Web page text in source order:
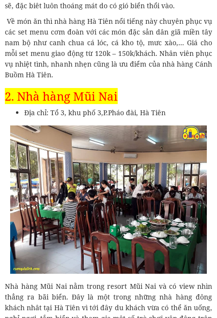
sẽ, đặc biêt luôn thoáng mát do có gió biển thổi vào.
Về món ăn thì nhà hàng Hà Tiên nổi tiếng này chuyên phục vụ
các set menu cơm đoàn với các món đặc sản dân giã miền tây
nam bộ như canh chua cá lóc, cá kho tộ, mưc xào,… Giá cho
mỗi set menu giao động từ 120k – 150k/khách. Nhân viên phục
vụ nhiệt tình, nhanh nhẹn cũng là ưu điểm của nhà hàng Cánh
Buồm Hà Tiên.
2. Nhà hàng Mũi Nai
Địa chỉ: Tổ 3, khu phố 3,P.Pháo đài, Hà Tiên
Nhà hàng Mũi Nai nằm trong resort Mũi Nai và có view nhìn
thẳng ra bãi biển. Đây là một trong những nhà hàng đông
khách nhât tại Hà Tiên vì tới đây du khách vừa có thể ăn uống,